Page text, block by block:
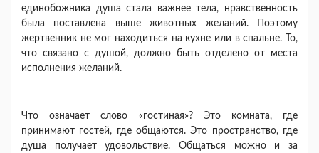
единобожника душа стала важнее тела, нравственность
была поставлена выше животных желаний. Поэтому
жертвенник не мог на­ходиться на кухне или в спальне. То,
что связано с душой, должно быть отделено от места
исполнения желаний.
Что означает слово «гостиная»? Это комната, где
принимают гостей, где общаются. Это пространство, где
душа получает удовольствие. Общаться можно и за